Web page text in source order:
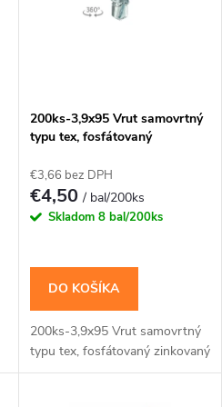
200ks-3,9x95 Vrut samovrtný
typu tex, fosfátovaný
€3,66 bez DPH
€4,50/ bal/200ks
Skladom 8 bal/200ks
DO KOŠÍKA
200ks-3,9x95 Vrut samovrtný
typu tex, fosfátovaný zinkovaný